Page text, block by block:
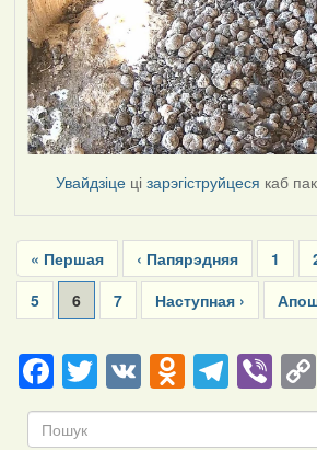
Увайдзіце цізарэгіструйцеся каб
Pagination
First
page
« Першая
Previous
page
‹ Папярэдняя Page
1
Page
5
Current
page
6 Page
7
Next
page
Наступная ›
Last
page
Facebook
Twitter
VK